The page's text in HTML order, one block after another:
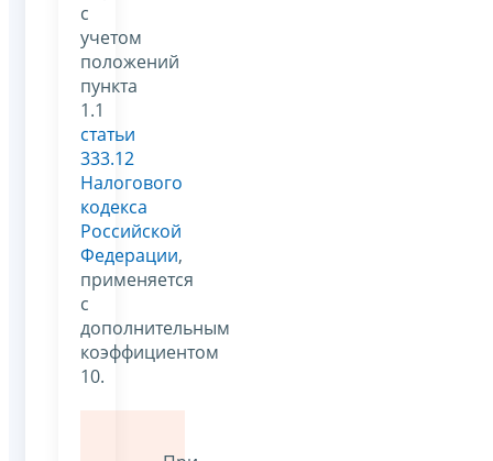
с
учетом
положений
пункта
1.1
статьи
333.12
Налогового
кодекса
Российской
Федерации,
применяется
с
дополнительным
коэффициентом
10.